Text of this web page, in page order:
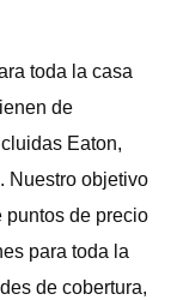
toda la casa
de
Eaton,
Nuestro objetivo
puntos de precio
para toda la
de cobertura,